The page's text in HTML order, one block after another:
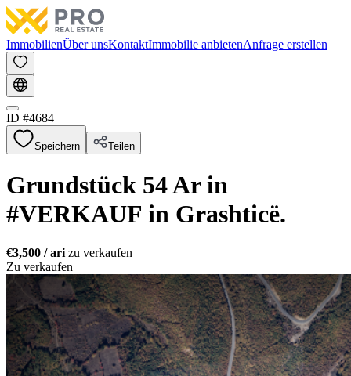
ImmobilienÜber unsKontaktImmobilie anbietenAnfrage erstellen
ID #4684
Speichern Teilen
Grundstück 54 Ar in
#VERKAUF in Grashticë.
€3,500 / ari zu verkaufen
Zu verkaufen